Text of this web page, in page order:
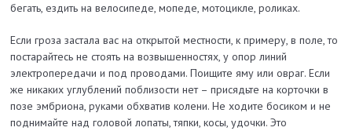
бегать, ездить на велосипеде, мопеде, мотоцикле, роликах.
Если гроза застала вас на открытой местности, к примеру, в поле, то
постарайтесь не стоять на возвышенностях, у опор линий
электропередачи и под проводами. Поищите яму или овраг. Если
же никаких углублений поблизости нет – присядьте на корточки в
позе эмбриона, руками обхватив колени. Не ходите босиком и не
поднимайте над головой лопаты, тяпки, косы, удочки. Это